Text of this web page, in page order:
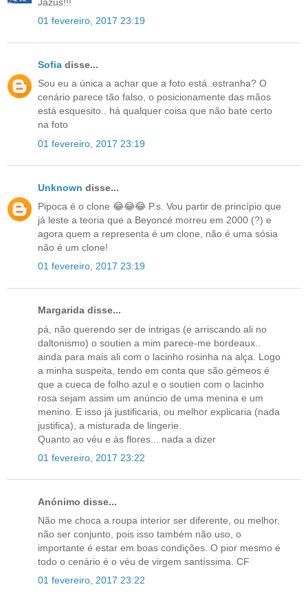
01 fevereiro, 2017 23:19
Sofia disse...
Sou eu a única a achar que a foto está..estranha? O
cenário parece tão falso, o posicionamente das mãos
está esquesito.. há qualquer coisa que não bate certo
na foto
01 fevereiro, 2017 23:19
Unknown disse...
Pipoca é o clone 😂😂😂 P.s. Vou partir de princípio que
já leste a teoria que a Beyoncé morreu em 2000 (?) e
agora quem a representa é um clone, não é uma sósia
não é um clone!
01 fevereiro, 2017 23:19
Margarida disse...
pá, não querendo ser de intrigas (e arriscando ali no
daltonismo) o soutien a mim parece-me bordeaux..
ainda para mais ali com o lacinho rosinha na alça. Logo
a minha suspeita, tendo em conta que são gémeos é
que a cueca de folho azul e o soutien com o lacinho
rosa sejam assim um anúncio de uma menina e um
menino. E isso já justificaria, ou melhor explicaria (nada
justifica), a misturada de lingerie.
Quanto ao véu e às flores... nada a dizer
01 fevereiro, 2017 23:22
Anónimo disse...
Não me choca a roupa interior ser diferente, ou melhor,
não ser conjunto, pois isso também não uso, o
importante é estar em boas condições. O pior mesmo é
todo o cenário é o véu de virgem santíssima. CF
01 fevereiro, 2017 23:22